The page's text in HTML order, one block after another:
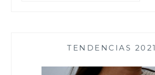
TENDENCIAS 2021